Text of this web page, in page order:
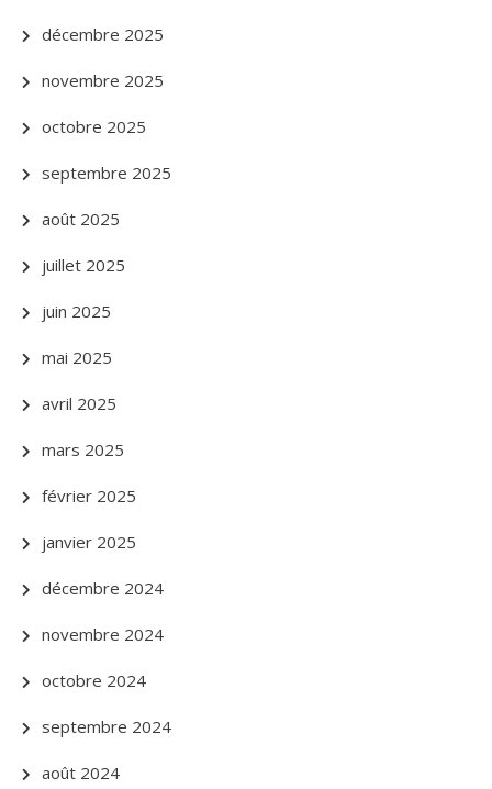
décembre 2025
novembre 2025
octobre 2025
septembre 2025
août 2025
juillet 2025
juin 2025
mai 2025
avril 2025
mars 2025
février 2025
janvier 2025
décembre 2024
novembre 2024
octobre 2024
septembre 2024
août 2024